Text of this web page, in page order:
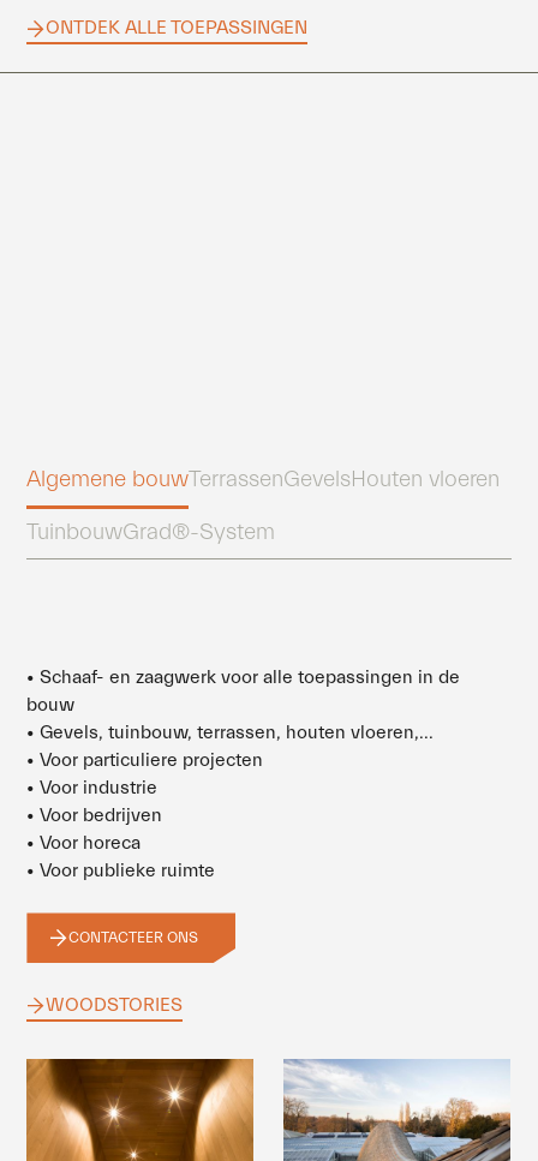
ONTDEK ALLE TOEPASSINGEN
Algemene bouwTerrassenGevelsHouten vloeren
TuinbouwGrad®-System
• Schaaf- en zaagwerk voor alle toepassingen in de
bouw
• Gevels, tuinbouw, terrassen, houten vloeren,...
• Voor particuliere projecten
• Voor industrie
• Voor bedrijven
• Voor horeca
• Voor publieke ruimte
CONTACTEER ONS
WOODSTORIES